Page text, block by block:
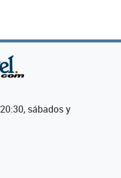
sábados y